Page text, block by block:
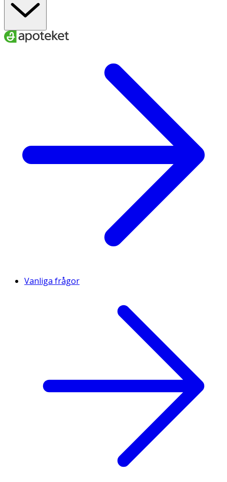
Vanliga frågor